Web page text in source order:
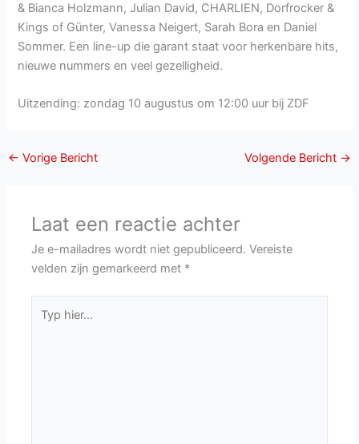
& Bianca Holzmann, Julian David, CHARLIEN, Dorfrocker &
Kings of Günter, Vanessa Neigert, Sarah Bora en Daniel
Sommer. Een line-up die garant staat voor herkenbare hits,
nieuwe nummers en veel gezelligheid.
Uitzending: zondag 10 augustus om 12:00 uur bij ZDF
← Vorige Bericht Volgende Bericht →
Laat een reactie achter
Je e-mailadres wordt niet gepubliceerd. Vereiste
velden zijn gemarkeerd met *
hier...